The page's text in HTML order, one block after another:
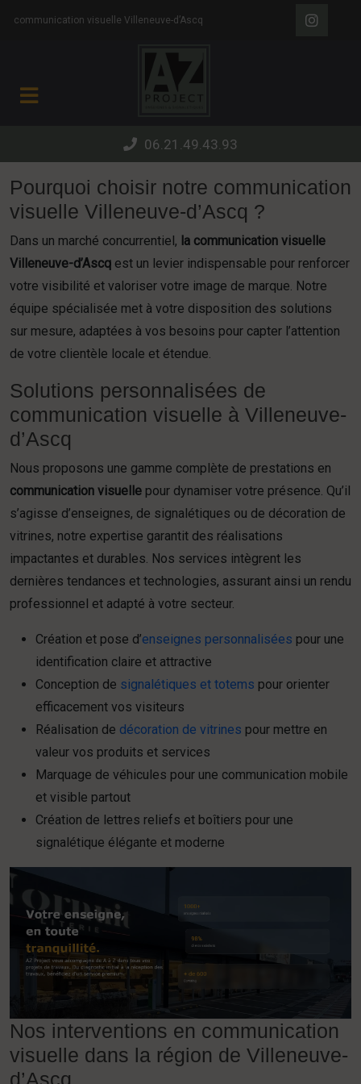
communication visuelle Villeneuve-d’Ascq
06.21.49.43.93
Pourquoi choisir notre communication
visuelle Villeneuve-d’Ascq ?
Dans un marché concurrentiel, la communication visuelle
Villeneuve-d’Ascq est un levier indispensable pour renforcer
votre visibilité et valoriser votre image de marque. Notre
équipe spécialisée met à votre disposition des solutions
sur mesure, adaptées à vos besoins pour capter l’attention
de votre clientèle locale et étendue.
Solutions personnalisées de
communication visuelle à Villeneuve-
d’Ascq
Nous proposons une gamme complète de prestations en
communication visuelle pour dynamiser votre présence. Qu’il
s’agisse d’enseignes, de signalétiques ou de décoration de
vitrines, notre expertise garantit des réalisations
impactantes et durables. Nos services intègrent les
dernières tendances et technologies, assurant ainsi un rendu
professionnel et adapté à votre secteur.
Création et pose d’enseignes personnalisées pour une
identification claire et attractive
Conception de signalétiques et totems pour orienter
efficacement vos visiteurs
Réalisation de décoration de vitrines pour mettre en
valeur vos produits et services
Marquage de véhicules pour une communication mobile
et visible partout
Création de lettres reliefs et boîtiers pour une
signalétique élégante et moderne
Nos interventions en communication
visuelle dans la région de Villeneuve-
d’Ascq